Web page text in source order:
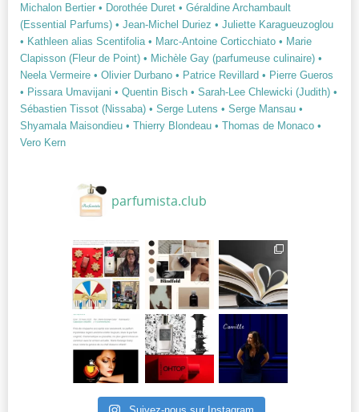
Michalon Bertier • Dorothée Duret • Géraldine Archambault
(Essential Parfums) • Jean-Michel Duriez • Juliette Karagueuzoglou
• Kathleen alias Scentifolia • Marc-Antoine Corticchiato • Marie
Clapisson (Fleur de Point) • Michèle Gay (parfumeuse culinaire) •
Neela Vermeire • Olivier Durbano • Patrice Revillard • Pierre Gueros
• Pissara Umavijani • Quentin Bisch • Sarah-Lee Chlewicki (Judith) •
Sébastien Tissot (Nissaba) • Serge Lutens • Serge Mansau •
Shyamala Maisondieu • Thierry Blondeau • Thomas de Monaco •
Vero Kern
parfumista.club